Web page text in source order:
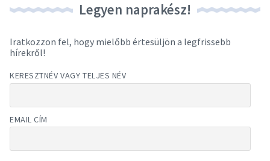
Legyen naprakész!
Iratkozzon fel, hogy mielőbb értesüljön a legfrissebb
hírekről!
KERESZTNÉV VAGY TELJES NÉV
EMAIL CÍM